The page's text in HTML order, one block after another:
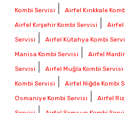
Kombi Servisi
Airfel Kırıkkale
Airfel Kırşehir Kombi Servisi Airfel
Servisi
Airfel Kütahya Kombi
Manisa Kombi Servisi
Airfel
Servisi
Airfel Muğla Kombi Servisi
Kombi Servisi
Airfel Niğde Kombi
Osmaniye Kombi Servisi
Airfel